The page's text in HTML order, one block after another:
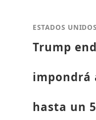
ESTADOS UNIDOS
Trump
impondrá
hasta un